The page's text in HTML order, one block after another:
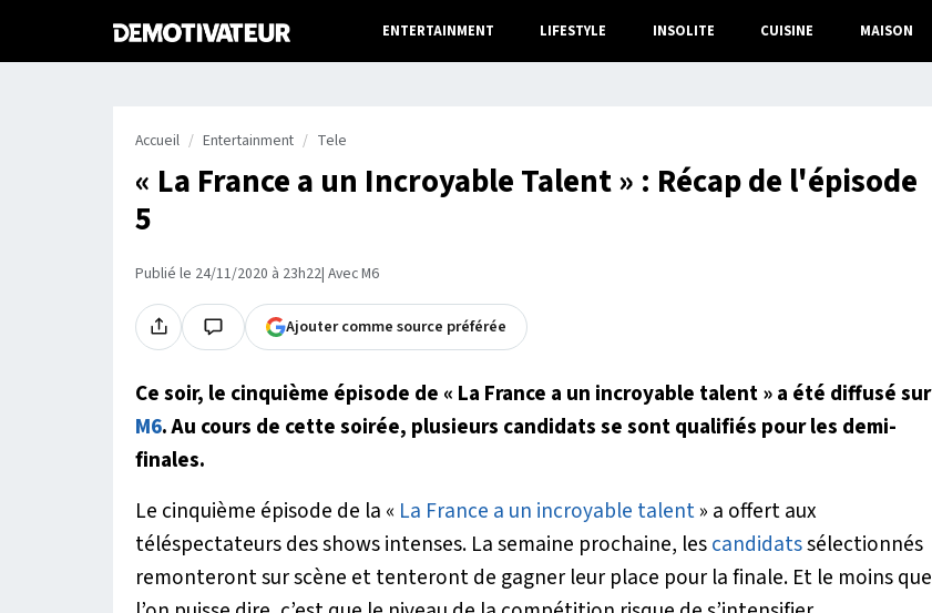
ENTERTAINMENT LIFESTYLE INSOLITE CUISINE MAISON
Accueil Entertainment Tele
« La France a un Incroyable Talent » : Récap de l'épisode
5
Publié le 24/11/2020 à 23h22| Avec M6
Ajouter comme source préférée
Ce soir, le cinquième épisode de « La France a un incroyable talent » a été diffusé sur
M6. Au cours de cette soirée, plusieurs candidats se sont qualifiés pour les demi-
finales.
Le cinquième épisode de la « La France a un incroyable talent» a offert aux
téléspectateurs des shows intenses. La semaine prochaine, lescandidatssélectionnés
remonteront sur scène et tenteront de gagner leur place pour la finale. Et le moins que